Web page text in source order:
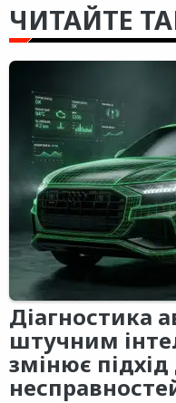
ЧИТАЙТЕ
Діагностика
штучним
змінює